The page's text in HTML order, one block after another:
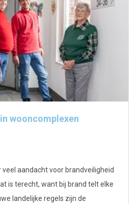
wooncomplexen
veel aandacht voor brandveiligheid
is terecht, want bij brand telt elke
landelijke regels zijn de